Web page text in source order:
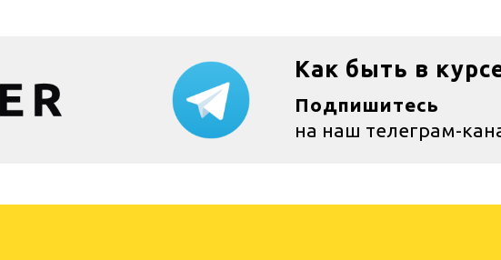
Как быть в
Подпишитесь
на наш телеграм-